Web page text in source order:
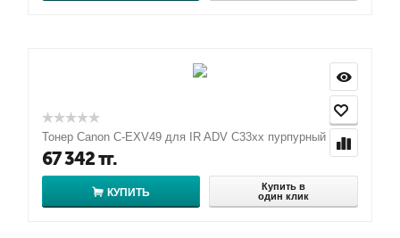
Тонер Canon C-EXV49 для IR ADV C33xx пурпурный
67 342тг.
КУПИТЬ
Купить в
один клик